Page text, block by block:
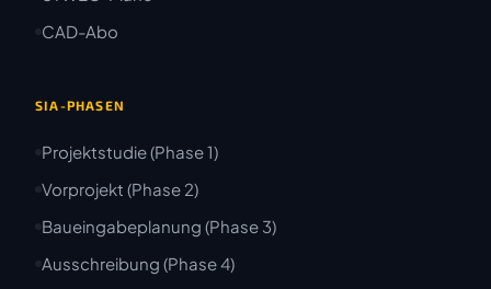
CAD-Abo
SIA-PHASEN
Projektstudie (Phase 1)
Vorprojekt (Phase 2)
Baueingabeplanung (Phase 3)
Ausschreibung (Phase 4)